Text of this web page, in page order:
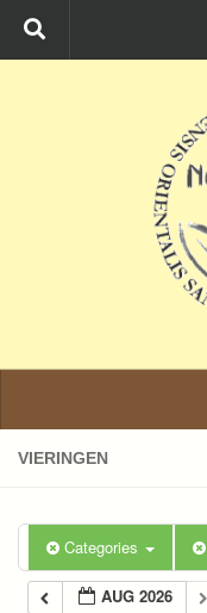
Ga naar de inhoud
VIERINGEN
Categories
AUG 2026